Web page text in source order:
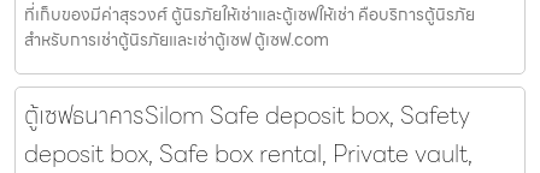
ที่เก็บของมีค่าสุรวงศ์ ตู้นิรภัยให้เช่าและตู้เซฟให้เช่า คือบริการตู้นิรภัย
สำหรับการเช่าตู้นิรภัยและเช่าตู้เซฟ ตู้เซฟ.com
ตู้เซฟธนาคารSilom Safe deposit box, Safety
deposit box, Safe box rental, Private vault,